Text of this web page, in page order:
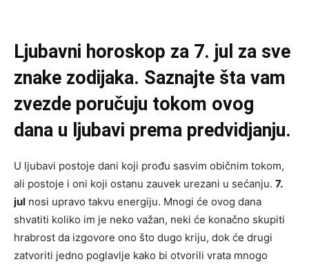
Ljubavni horoskop za 7. jul za sve
znake zodijaka. Saznajte šta vam
zvezde poručuju tokom ovog
dana u ljubavi prema predvidjanju.
U ljubavi postoje dani koji prođu sasvim običnim tokom,
ali postoje i oni koji ostanu zauvek urezani u sećanju. 7.
jul nosi upravo takvu energiju. Mnogi će ovog dana
shvatiti koliko im je neko važan, neki će konačno skupiti
hrabrost da izgovore ono što dugo kriju, dok će drugi
zatvoriti jedno poglavlje kako bi otvorili vrata mnogo